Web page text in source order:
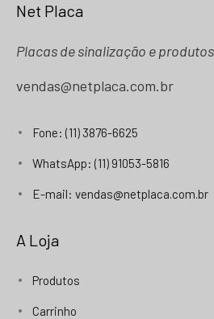
Net Placa
Placas de sinalização e
vendas@netplaca.com.br
Fone: (11) 3876-6625
WhatsApp: (11) 91053-5816
E-mail: vendas@netplaca.com.br
A Loja
Produtos
Carrinho